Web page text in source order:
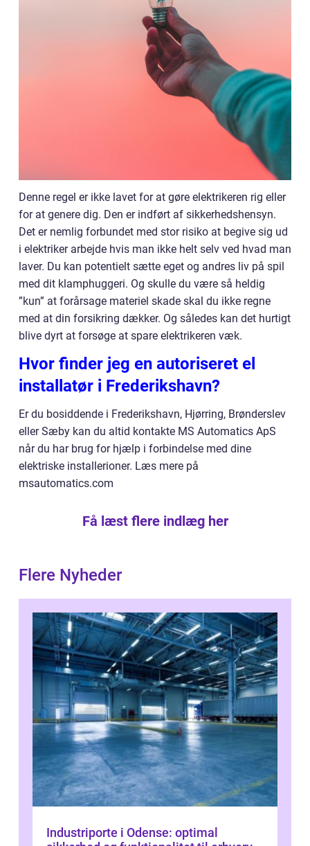
Denne regel er ikke lavet for at gøre elektrikeren rig eller
for at genere dig. Den er indført af sikkerhedshensyn.
Det er nemlig forbundet med stor risiko at begive sig ud
i elektriker arbejde hvis man ikke helt selv ved hvad man
laver. Du kan potentielt sætte eget og andres liv på spil
med dit klamphuggeri. Og skulle du være så heldig
”kun” at forårsage materiel skade skal du ikke regne
med at din forsikring dækker. Og således kan det hurtigt
blive dyrt at forsøge at spare elektrikeren væk.
Hvor finder jeg en autoriseret el
installatør i Frederikshavn?
Er du bosiddende i Frederikshavn, Hjørring, Brønderslev
eller Sæby kan du altid kontakte MS Automatics ApS
når du har brug for hjælp i forbindelse med dine
elektriske installerioner. Læs mere på
msautomatics.com
Få læst flere indlæg her
Flere Nyheder
Industriporte i Odense: optimal